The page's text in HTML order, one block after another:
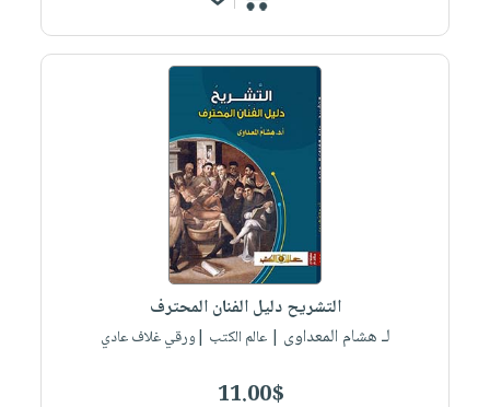
التشريح دليل الفنان المحترف
لـ هشام المعداوى | عالم الكتب |ورقي غلاف عادي
11.00$